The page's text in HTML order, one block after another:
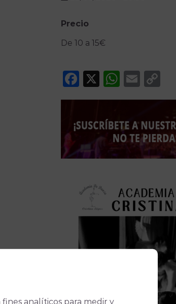
Precio
De 10 a 15€
Facebook
X
analíticos para medir y